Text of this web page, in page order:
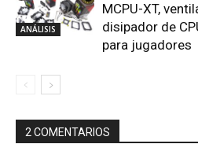
ANÁLISIS
MCPU-XT,
disipador de
para jugadores
2 COMENTARIOS